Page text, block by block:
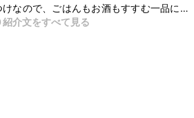
なので、ごはんもお酒もすすむ一品にな
るとボリュームアップしたおかずになり
紹介文をすべて見る